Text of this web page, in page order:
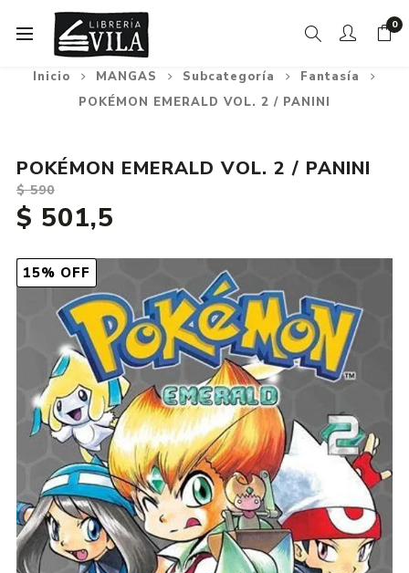
0
Inicio MANGAS Subcategoría
Fantasía
POKÉMON EMERALD VOL. 2 / PANINI
15% OFF
POKÉMON EMERALD VOL. 2 / PANINI
$ 590
$ 501,5